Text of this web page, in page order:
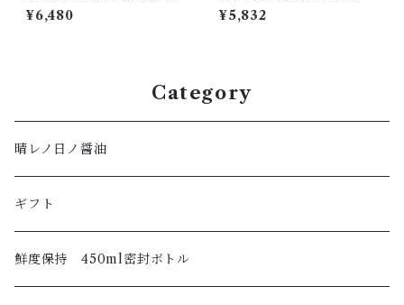
封ボトル
¥6,480 ¥5,832
Category
晴レノ日ノ醤油
ギフト
鮮度保持 450ml密封ボトル